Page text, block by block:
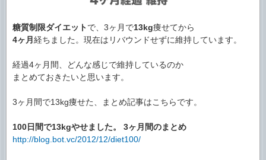
糖質制限ダイエットで、3ヶ月で13kg痩せてから
4ヶ月 経ちました。現在はリバウンドせずに維持しています。
経過4ヶ月間、どんな感じで維持しているのか
まとめておきたいと思います。
3ヶ月間で13kg痩せた、まとめ記事はこちらです。
100日間で13kgやせました。 3ヶ月間のまとめ
http://blog.bot.vc/2012/12/diet100/